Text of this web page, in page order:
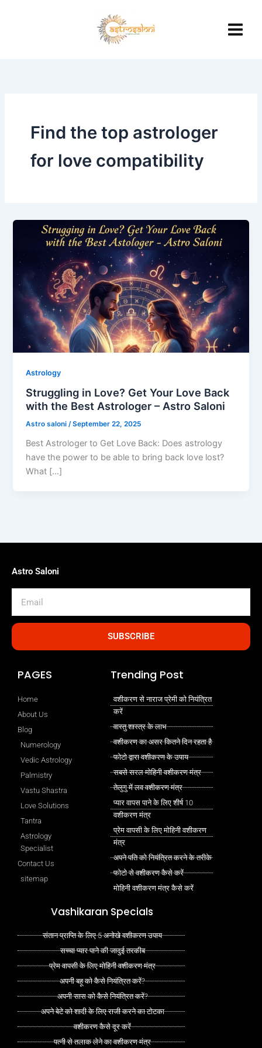
Find the top astrologer
for love compatibility
Astrology
Struggling in Love? Get Your Love Back
with the Best Astrologer – Astro Saloni
Astro saloni/September 22, 2025
Best Astrologer to Get Love Back: Does astrology
have the power to be able to bring back love lost?
What […]
Astro Saloni
SUBSCRIBE
PAGES
Home
About Us
Blog
Numerology
Vedic Astrology
Palmistry
Vastu Shastra
Love Solutions
Tantra
Astrology
Specialist
Contact Us
sitemap
Trending Post
वशीकरण से नाराज प्रेमी को नियंत्रित
करें
वास्तु शास्त्र के लाभ
वशीकरण का असर कितने दिन रहता है
फोटो द्वारा वशीकरण के उपाय
सबसे सरल मोहिनी वशीकरण मंत्र
तेलुगु में लव वशीकरण मंत्र
प्यार वापस पाने के लिए शीर्ष 10
वशीकरण मंत्र
प्रेम वापसी के लिए मोहिनी वशीकरण
मंत्र
अपने पति को नियंत्रित करने के तरीके
फोटो से वशीकरण कैसे करें
मोहिनी वशीकरण मंत्र कैसे करें
Vashikaran Specials
संतान प्राप्ति के लिए 5 अनोखे वशीकरण उपाय
सच्चा प्यार पाने की जादुई तरकीब
प्रेम वापसी के लिए मोहिनी वशीकरण मंत्र
अपनी बहू को कैसे नियंत्रित करें?
अपनी सास को कैसे नियंत्रित करें?
अपने बेटे को शादी के लिए राजी करने का टोटका
वशीकरण कैसे दूर करें
पत्नी से तलाक लेने का वशीकरण मंत्र